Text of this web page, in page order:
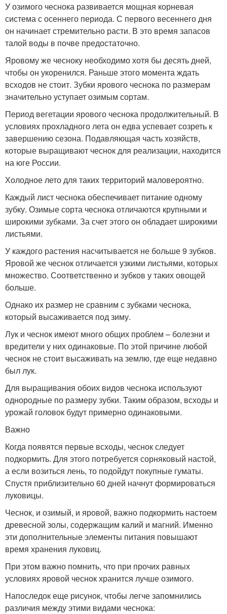
У озимого чеснока развивается мощная корневая
система с осеннего периода. С первого весеннего дня
он начинает стремительно расти. В это время запасов
талой воды в почве предостаточно.
Яровому же чесноку необходимо хотя бы десять дней,
чтобы он укоренился. Раньше этого момента ждать
всходов не стоит. Зубки ярового чеснока по размерам
значительно уступает озимым сортам.
Период вегетации ярового чеснока продолжительный. В
условиях прохладного лета он едва успевает созреть к
завершению сезона. Подавляющая часть хозяйств,
которые выращивают чеснок для реализации, находится
на юге России.
Холодное лето для таких территорий маловероятно.
Каждый лист чеснока обеспечивает питание одному
зубку. Озимые сорта чеснока отличаются крупными и
широкими зубками. За счет этого он обладает широкими
листьями.
У каждого растения насчитывается не больше 9 зубков.
Яровой же чеснок отличается узкими листьями, которых
множество. Соответственно и зубков у таких овощей
больше.
Однако их размер не сравним с зубками чеснока,
который высаживается под зиму.
Лук и чеснок имеют много общих проблем – болезни и
вредители у них одинаковые. По этой причине любой
чеснок не стоит высаживать на землю, где еще недавно
был лук.
Для выращивания обоих видов чеснока используют
однородные по размеру зубки. Таким образом, всходы и
урожай головок будут примерно одинаковыми.
Важно
Когда появятся первые всходы, чеснок следует
подкормить. Для этого потребуется сорняковый настой,
а если возиться лень, то подойдут покупные гуматы.
Спустя приблизительно 60 дней начнут формироваться
луковицы.
Чеснок, и озимый, и яровой, важно подкормить настоем
древесной золы, содержащим калий и магний. Именно
эти дополнительные элементы питания повышают
время хранения луковиц.
При этом важно помнить, что при прочих равных
условиях яровой чеснок хранится лучше озимого.
Напоследок еще рисунок, чтобы легче запомнились
различия между этими видами чеснока: